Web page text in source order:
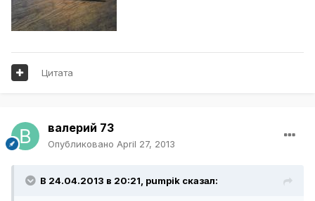
Цитата
валерий 73
Опубликовано April 27, 2013
В 24.04.2013 в 20:21, pumpik сказал: